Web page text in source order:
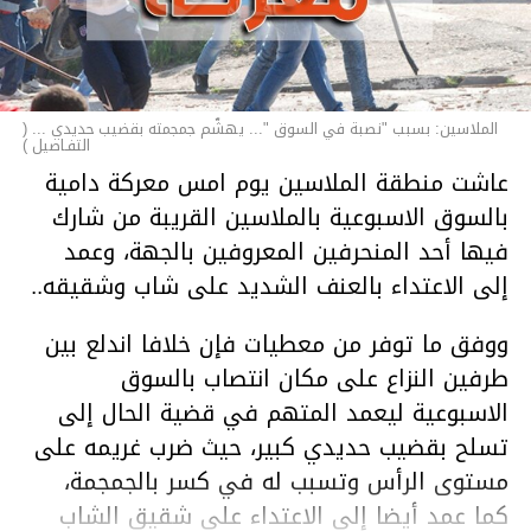
الملاسين: بسبب "نصبة في السوق "... يهشّم جمجمته بقضيب حديدي ... (
التفـاصيل )
عاشت منطقة الملاسين يوم امس معركة دامية
بالسوق الاسبوعية بالملاسين القريبة من شارك
فيها أحد المنحرفين المعروفين بالجهة، وعمد
إلى الاعتداء بالعنف الشديد على شاب وشقيقه..
ووفق ما توفر من معطيات فإن خلافا اندلع بين
طرفين النزاع على مكان انتصاب بالسوق
الاسبوعية ليعمد المتهم في قضية الحال إلى
تسلح بقضيب حديدي كبير، حيث ضرب غريمه على
مستوى الرأس وتسبب له في كسر بالجمجمة،
كما عمد أيضا إلى الاعتداء على شقيق الشاب